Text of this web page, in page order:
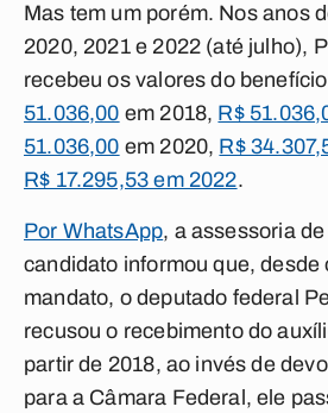
Mas tem um porém. Nos anos
2020, 2021 e 2022 (até julho),
recebeu os valores do
51.036,00 em 2018, R$
51.036,00 em 2020, R$
R$ 17.295,53 em 2022.
Por WhatsApp, a assessoria
candidato informou que, desde
mandato, o deputado federal
recusou o recebimento do
partir de 2018, ao invés de
para a Câmara Federal, ele